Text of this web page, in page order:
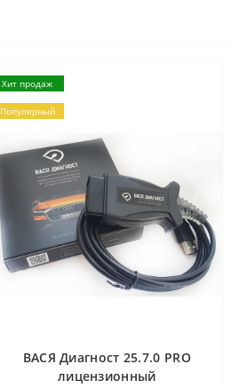
Хит продаж
Популярный
ВАСЯ Диагност 25.7.0 PRO
лицензионный